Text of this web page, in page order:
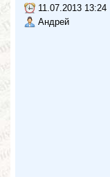
11.07.2013 13:24
Андрей